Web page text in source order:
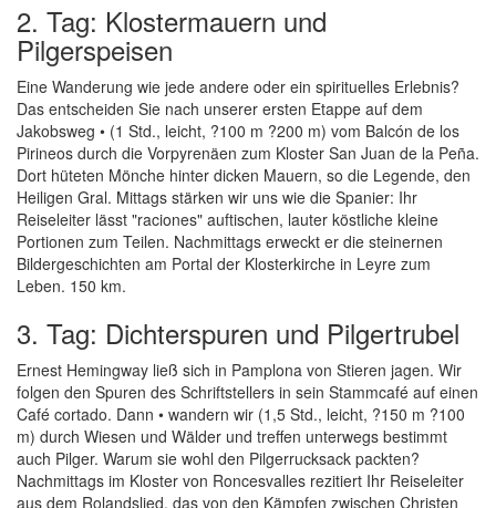
2. Tag: Klostermauern und
Pilgerspeisen
Eine Wanderung wie jede andere oder ein spirituelles Erlebnis?
Das entscheiden Sie nach unserer ersten Etappe auf dem
Jakobsweg • (1 Std., leicht, ?100 m ?200 m) vom Balcón de los
Pirineos durch die Vorpyrenäen zum Kloster San Juan de la Peña.
Dort hüteten Mönche hinter dicken Mauern, so die Legende, den
Heiligen Gral. Mittags stärken wir uns wie die Spanier: Ihr
Reiseleiter lässt "raciones" auftischen, lauter köstliche kleine
Portionen zum Teilen. Nachmittags erweckt er die steinernen
Bildergeschichten am Portal der Klosterkirche in Leyre zum
Leben. 150 km.
3. Tag: Dichterspuren und Pilgertrubel
Ernest Hemingway ließ sich in Pamplona von Stieren jagen. Wir
folgen den Spuren des Schriftstellers in sein Stammcafé auf einen
Café cortado. Dann • wandern wir (1,5 Std., leicht, ?150 m ?100
m) durch Wiesen und Wälder und treffen unterwegs bestimmt
auch Pilger. Warum sie wohl den Pilgerrucksack packten?
Nachmittags im Kloster von Roncesvalles rezitiert Ihr Reiseleiter
aus dem Rolandslied, das von den Kämpfen zwischen Christen